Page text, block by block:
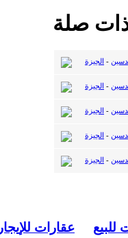
صلة
- الجيزة
- الجيزة
- الجيزة
- الجيزة
- الجيزة
للبيع عقارات للإيجار